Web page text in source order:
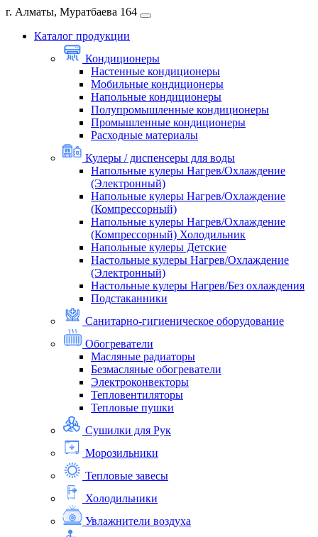
г. Алматы, Муратбаева 164
Каталог продукции
Кондиционеры
Настенные кондиционеры
Мобильные кондиционеры
Напольные кондиционеры
Полупромышленные кондиционеры
Промышленные кондиционеры
Расходные материалы
Кулеры / диспенсеры для воды
Напольные кулеры Нагрев/Охлаждение
(Электронный)
Напольные кулеры Нагрев/Охлаждение
(Компрессорный)
Напольные кулеры Нагрев/Охлаждение
(Компрессорный) Холодильник
Напольные кулеры Детские
Настольные кулеры Нагрев/Охлаждение
(Электронный)
Настольные кулеры Нагрев/Без охлаждения
Подстаканники
Санитарно-гигиеническое оборудование
Обогреватели
Масляные радиаторы
Безмасляные обогреватели
Электроконвекторы
Тепловентиляторы
Тепловые пушки
Сушилки для Рук
Морозильники
Тепловые завесы
Холодильники
Увлажнители воздуха